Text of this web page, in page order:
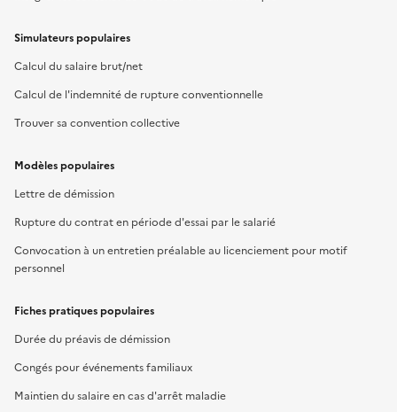
Simulateurs populaires
Calcul du salaire brut/net
Calcul de l'indemnité de rupture conventionnelle
Trouver sa convention collective
Modèles populaires
Lettre de démission
Rupture du contrat en période d'essai par le salarié
Convocation à un entretien préalable au licenciement pour motif
personnel
Fiches pratiques populaires
Durée du préavis de démission
Congés pour événements familiaux
Maintien du salaire en cas d'arrêt maladie